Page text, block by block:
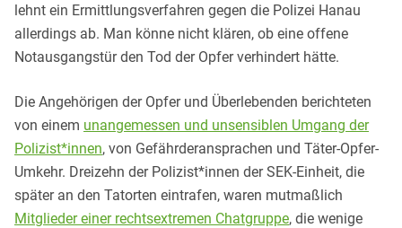
lehnt ein Ermittlungsverfahren gegen die Polizei Hanau
allerdings ab. Man könne nicht klären, ob eine offene
Notausgangstür den Tod der Opfer verhindert hätte.
Die Angehörigen der Opfer und Überlebenden berichteten
von einem unangemessen und unsensiblen Umgang der
Polizist*innen, von Gefährderansprachen und Täter-Opfer-
Umkehr. Dreizehn der Polizist*innen der SEK-Einheit, die
später an den Tatorten eintrafen, waren mutmaßlich
Mitglieder einer rechtsextremen Chatgruppe, die wenige